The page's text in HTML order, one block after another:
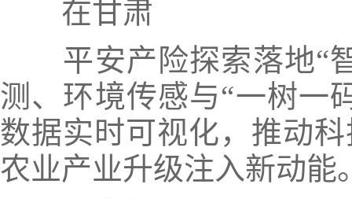
在甘肃
平安产险探索落地“
测、环境传感与“一树一
数据实时可视化，推动
农业产业升级注入新动能